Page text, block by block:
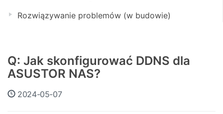
Rozwiązywanie problemów (w budowie)
Q: Jak skonfigurować DDNS dla
ASUSTOR NAS?
2024-05-07